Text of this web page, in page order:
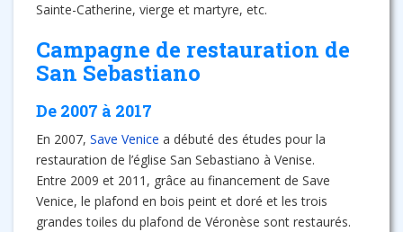
Sainte-Catherine, vierge et martyre, etc.
Campagne de restauration de
San Sebastiano
De 2007 à 2017
En 2007, Save Venice a débuté des études pour la
restauration de l’église San Sebastiano à Venise.
Entre 2009 et 2011, grâce au financement de Save
Venice, le plafond en bois peint et doré et les trois
grandes toiles du plafond de Véronèse sont restaurés.